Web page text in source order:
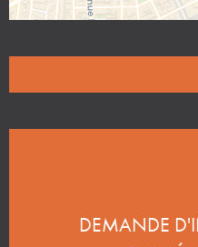
DEMANDE